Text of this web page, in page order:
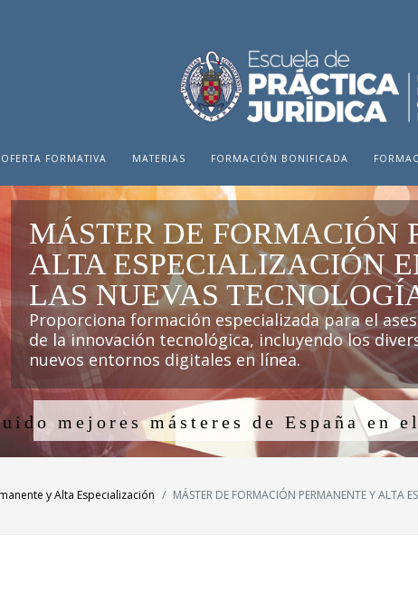
OFERTA FORMATIVA MATERIAS FORMACIÓN BONIFICADA
MÁSTER DE FORMACIÓN
ALTA ESPECIALIZACIÓN
LAS NUEVAS
Proporciona formación especializada para el
de la innovación tecnológica, incluyendo los
nuevos entornos digitales en línea.
u id o m ej ores m á s teres d e Es pa ñ a en el
y Alta Especialización MÁSTER DE FORMACIÓN PERMANENTE Y ALTA